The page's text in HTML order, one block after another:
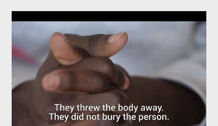
accords that the Alexis Tsipras government signed, the country
must imperatively achieve a primary budgetary surplus of 3.5%
which will force it to continue brutal policies of reduction of
public spending in the social sector and in investment. Contrary
to the dominant message that Greece will not begin to repay its
debt until some time in the future, it should be clearly
understood that Greece has been repaying considerable
amounts constantly all al...